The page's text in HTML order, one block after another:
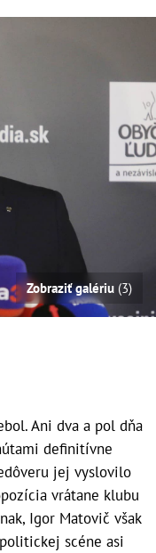
Zobraziť galériu (3)
Ani dva a pol dňa
definitívne
jej vyslovilo
vrátane klubu
Igor Matovič však
scéne asi